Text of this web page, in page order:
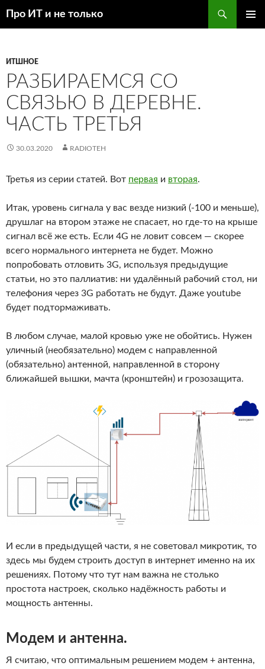
Про ИТ и не только
ИТШНОЕ
РАЗБИРАЕМСЯ СО
СВЯЗЬЮ В ДЕРЕВНЕ.
ЧАСТЬ ТРЕТЬЯ
30.03.2020 RADIOTEH
Третья из серии статей. Вот первая и вторая.
Итак, уровень сигнала у вас везде низкий (-100 и меньше),
друшлаг на втором этаже не спасает, но где-то на крыше
сигнал всё же есть. Если 4G не ловит совсем — скорее
всего нормального интернета не будет. Можно
попробовать отловить 3G, используя предыдущие
статьи, но это паллиатив: ни удалённый рабочий стол, ни
телефония через 3G работать не будут. Даже youtube
будет подтормаживать.
В любом случае, малой кровью уже не обойтись. Нужен
уличный (необязательно) модем с направленной
(обязательно) антенной, направленной в сторону
ближайшей вышки, мачта (кронштейн) и грозозащита.
И если в предыдущей части, я не советовал микротик, то
здесь мы будем строить доступ в интернет именно на их
решениях. Потому что тут нам важна не столько
простота настроек, сколько надёжность работы и
мощность антенны.
Модем и антенна.
Я считаю, что оптимальным решением модем + антенна,